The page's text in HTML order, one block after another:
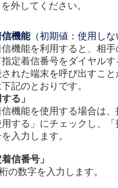
外してください。
機能（初期値：使用しな
機能を利用すると、相
定着信番号をダイヤル
れた端末を呼び出すこと
記のとおりです。
る」
機能を使用する場合は
する」にチェックし、
入力します。
着信番号」
の数字を入力します。